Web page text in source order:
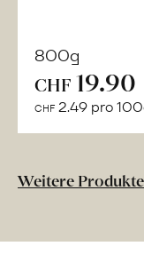
800g
CHF 19.90
CHF 2.49 pro
Weitere